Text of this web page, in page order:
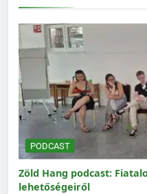
PODCAST
Zöld Hang podcast:
lehetőségeiről